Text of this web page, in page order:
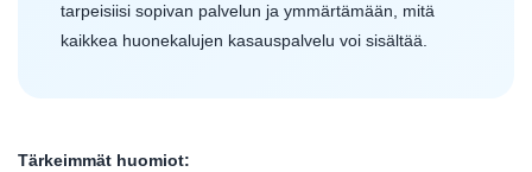
tarpeisiisi sopivan palvelun ja ymmärtämään, mitä
kaikkea huonekalujen kasauspalvelu voi sisältää.
Tärkeimmät huomiot: